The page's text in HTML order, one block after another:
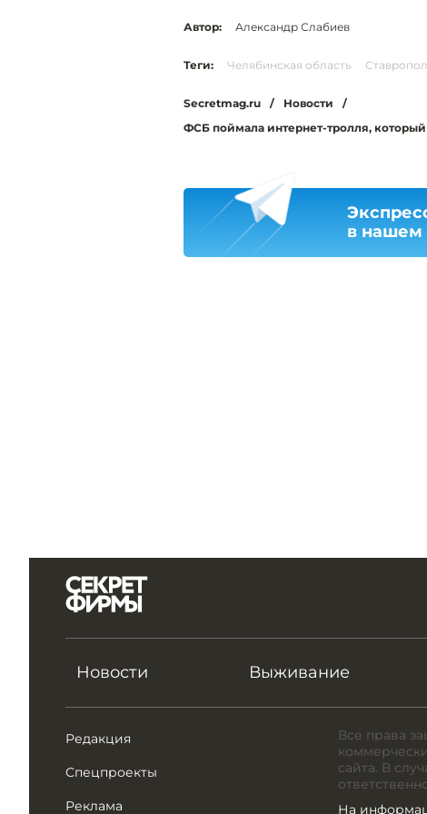
Автор: Александр Слабиев
Теги: Челябинская область
Secretmag.ru / Новости
/
ФСБ поймала интернет-тролля,
в нашем
Новости Выживание
Редакция
Спецпроекты
Реклама
Все права
сайта. В
На